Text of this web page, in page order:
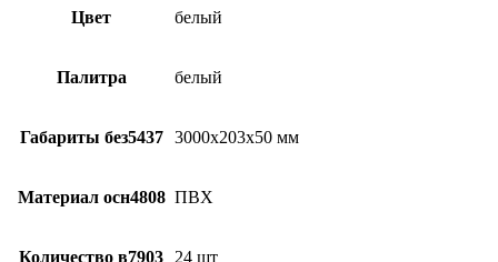
Цвет белый
Палитра белый
Габариты без5437 3000х203х50 мм
Материал осн4808 ПВХ
Количество в7903 24 шт